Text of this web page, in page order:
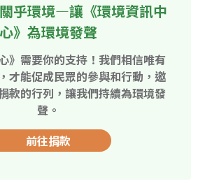
乎環境—讓《環境資訊中
心》為環境發聲
》需要你的支持！我們相信唯有
才能促成民眾的參與和行動，邀
款的行列，讓我們持續為環境發
聲。
前往捐款